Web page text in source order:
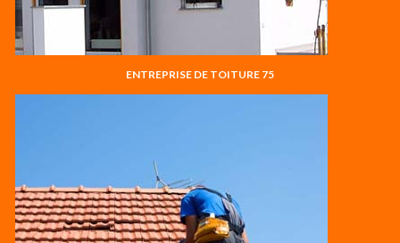
ENTREPRISE DE TOITURE 75